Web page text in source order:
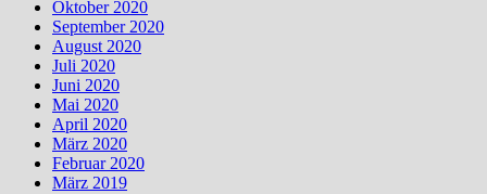
Oktober 2020
September 2020
August 2020
Juli 2020
Juni 2020
Mai 2020
April 2020
März 2020
Februar 2020
März 2019